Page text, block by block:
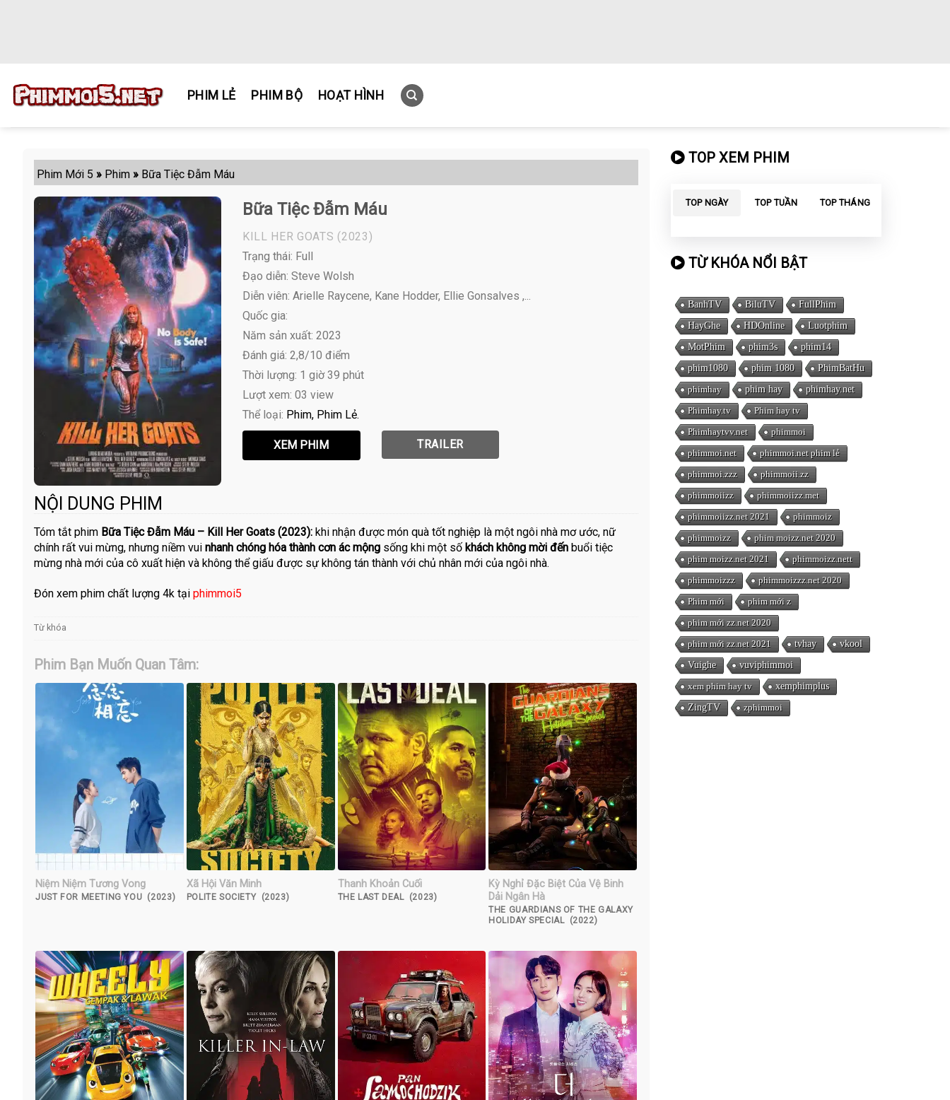
PHIM LẺ PHIM BỘ HOẠT HÌNH
Phim Mới 5 » Phim » Bữa Tiệc Đẫm Máu
Bữa Tiệc Đẫm Máu
KILL HER GOATS (2023)
Trạng thái: Full
Đạo diễn: Steve Wolsh
Diễn viên: Arielle Raycene, Kane Hodder, Ellie Gonsalves ,...
Quốc gia:
Năm sản xuất: 2023
Đánh giá: 2,8/10 điểm
Thời lượng: 1 giờ 39 phút
Lượt xem: 03 view
Thể loại: Phim Phim Lẻ
TRAILER
NỘI DUNG PHIM
Tóm tắt phim Bữa Tiệc Đẫm Máu – Kill Her Goats (2023): khi nhận được món quà tốt nghiệp là một ngôi nhà mơ ước, nữ
chính rất vui mừng, nhưng niềm vui nhanh chóng hóa thành cơn ác mộng sống khi một số khách không mời đến buổi tiệc
mừng nhà mới của cô xuất hiện và không thể giấu được sự không tán thành với chủ nhân mới của ngôi nhà.
Đón xem phim chất lượng 4k tại phimmoi5
Từ khóa
Phim Bạn Muốn Quan Tâm:
Niệm Niệm Tương Vong
JUST FOR MEETING YOU (2023)
Xã Hội Văn Minh
POLITE SOCIETY (2023)
Thanh Khoản Cuối
THE LAST DEAL (2023)
Kỳ Nghỉ Đặc Biệt Của Vệ Binh
Dải Ngân Hà
THE GUARDIANS OF THE GALAXY
HOLIDAY SPECIAL (2022)
TOP XEM PHIM
TOP NGÀY TOP TUẦN TOP THÁNG
TỪ KHÓA NỔI BẬT
BanhTV BiluTV
FullPhim
HayGhe
HDOnline
Luotphim
MotPhim
phim3s
phim14
phim1080
phim 1080
PhimBatHu
phimhay
phim hay
phimhay.net
Phimhay.tv
Phim hay tv
Phimhaytvv.net
phimmoi
phimmoi.net
phimmoi.net phim lẻ
phimmoi.zzz
phimmoii.zz
phimmoiizz
phimmoiizz.met
phimmoiizz.net 2021
phimmoiz
phimmoizz
phim moizz.net 2020
phim moizz.net 2021
phimmoizz.nett
phimmoizzz
phimmoizzz.net 2020
Phim mới
phim mới z
phim mới zz.net 2020
phim mới zz.net 2021
tvhay
vkool
Vuighe
vuviphimmoi
xem phim hay tv
xemphimplus
ZingTV
zphimmoi